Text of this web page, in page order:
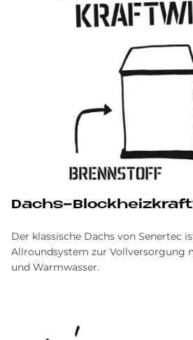
Dachs-
Der klassische Dachs von Senertec
Allroundsystem zur Vollversorgung
und Warmwasser.